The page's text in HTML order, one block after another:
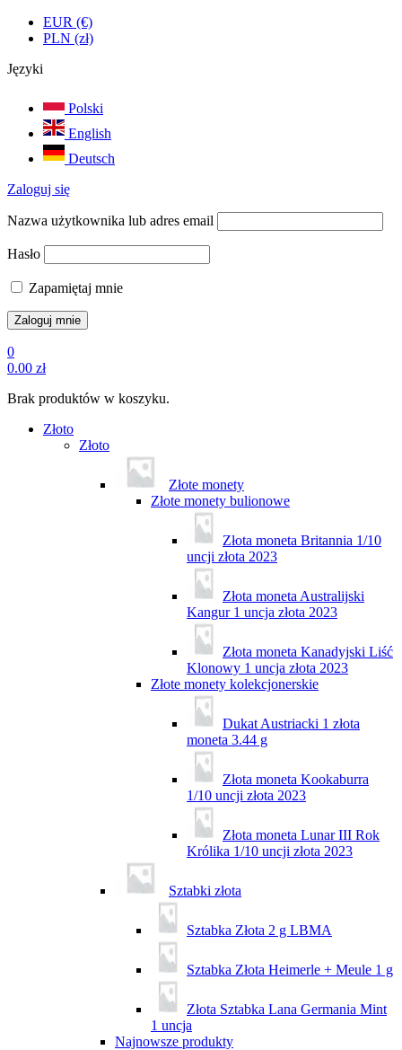
EUR (€)
PLN (zł)
Języki
Polski
English
Deutsch
Zaloguj się
Nazwa użytkownika lub adres email
Hasło
Zapamiętaj mnie
0
0.00 zł
Brak produktów w koszyku.
Złoto
Złoto
Złote monety
Złote monety bulionowe
Złota moneta Britannia 1/10
uncji złota 2023
Złota moneta Australijski
Kangur 1 uncja złota 2023
Złota moneta Kanadyjski Liść
Klonowy 1 uncja złota 2023
Złote monety kolekcjonerskie
Dukat Austriacki 1 złota
moneta 3.44 g
Złota moneta Kookaburra
1/10 uncji złota 2023
Złota moneta Lunar III Rok
Królika 1/10 uncji złota 2023
Sztabki złota
Sztabka Złota 2 g LBMA
Sztabka Złota Heimerle + Meule 1 g
Złota Sztabka Lana Germania Mint
1 uncja
Najnowsze produkty